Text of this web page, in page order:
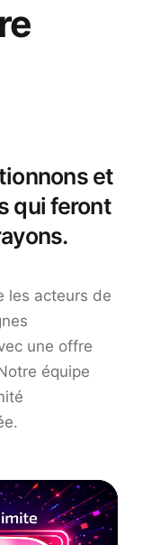
et
qui feront
les acteurs de
une offre
équipe